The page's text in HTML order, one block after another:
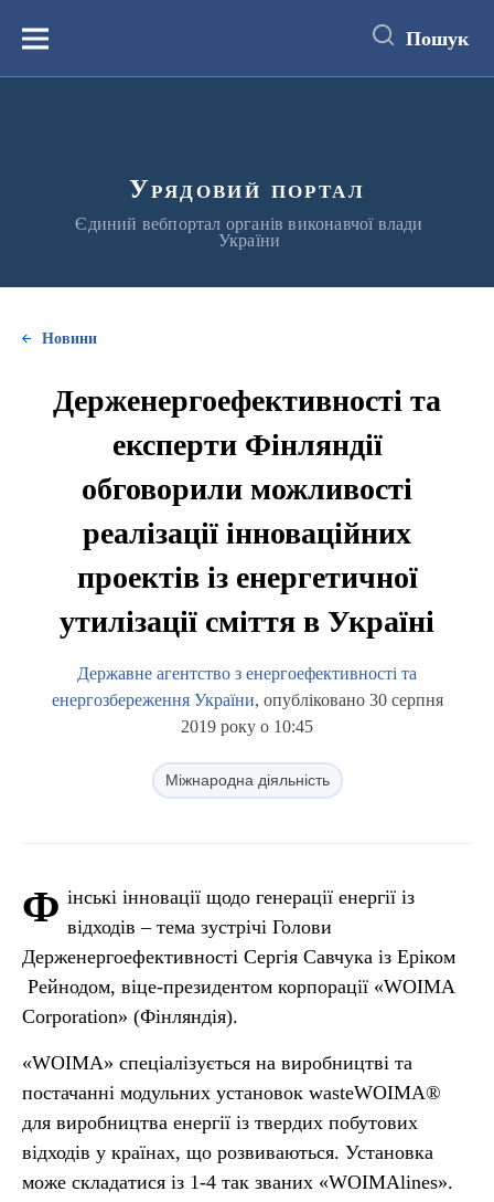
вмістуМеню Пошук
Урядовий портал
Єдиний вебпортал органів виконавчої влади
України
Новини
Держенергоефективності та
експерти Фінляндії
обговорили можливості
реалізації інноваційних
проектів із енергетичної
утилізації сміття в Україні
Державне агентство з енергоефективності та
енергозбереження України, опубліковано 30 серпня
2019 року о 10:45
Міжнародна діяльність
Ф інські інновації щодо генерації енергії із
відходів – тема зустрічі Голови
Держенергоефективності Сергія Савчука із Еріком
Рейнодом, віце-президентом корпорації «WOIMA
Corporation» (Фінляндія).
«WOIMA» спеціалізується на виробництві та
постачанні модульних установок wasteWOIMA®
для виробництва енергії із твердих побутових
відходів у країнах, що розвиваються. Установка
може складатися із 1-4 так званих «WOIMAlines».